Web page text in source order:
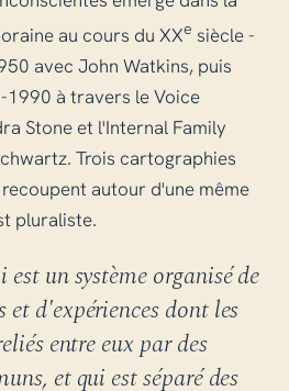
au cours du XXe siècle -
avec John Watkins, puis
1990 à travers le Voice
Stone et l'Internal Family
Trois cartographies
autour d'une même
pluraliste.
un système organisé de
et d'expériences dont les
entre eux par des
et qui est séparé des